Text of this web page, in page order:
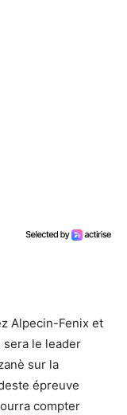
Alpecin-Fenix et
le leader
sur la
épreuve
compter